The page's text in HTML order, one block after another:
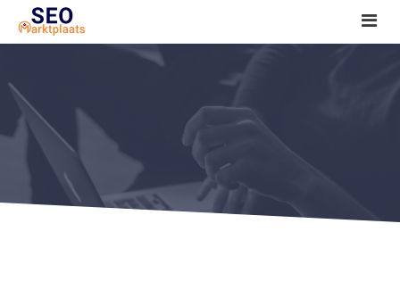
SEO tools reviews
Marketeer bij jou in de buurt?
Offerte
1. Seo voor beginners +
2. Onderzoeken +